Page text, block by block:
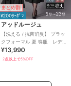
まとめ割
¥200ｸｰﾎﾟﾝ
アッドルージュ
【洗える / 抗菌消臭】 ブラッ
クフォーマル 夏 喪服 レディ
ース 着丈が選べる 5号～23
号
¥13,990
2点以上で5%OFF